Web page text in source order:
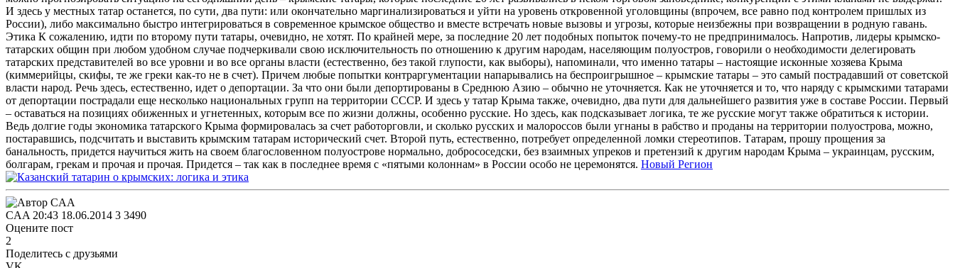
И здесь у местных татар останется, по сути, два пути: или окончательно маргинализироваться и уйти на уровень откровенной уголовщины (впрочем, все равно под контролем пришлых из
России), либо максимально быстро интегрироваться в современное крымское общество и вместе встречать новые вызовы и угрозы, которые неизбежны при возвращении в родную гавань.
Этика К сожалению, идти по второму пути татары, очевидно, не хотят. По крайней мере, за последние 20 лет подобных попыток почему-то не предпринималось. Напротив, лидеры крымско-
татарских общин при любом удобном случае подчеркивали свою исключительность по отношению к другим народам, населяющим полуостров, говорили о необходимости делегировать
татарских представителей во все уровни и во все органы власти (естественно, без такой глупости, как выборы), напоминали, что именно татары – настоящие исконные хозяева Крыма
(киммерийцы, скифы, те же греки как-то не в счет). Причем любые попытки контраргументации напарывались на беспроигрышное – крымские татары – это самый пострадавший от советской
власти народ. Речь здесь, естественно, идет о депортации. За что они были депортированы в Среднюю Азию – обычно не уточняется. Как не уточняется и то, что наряду с крымскими татарами
от депортации пострадали еще несколько национальных групп на территории СССР. И здесь у татар Крыма также, очевидно, два пути для дальнейшего развития уже в составе России. Первый
– оставаться на позициях обиженных и угнетенных, которым все по жизни должны, особенно русские. Но здесь, как подсказывает логика, те же русские могут также обратиться к истории.
Ведь долгие годы экономика татарского Крыма формировалась за счет работорговли, и сколько русских и малороссов были угнаны в рабство и проданы на территории полуострова, можно,
постаравшись, подсчитать и выставить крымским татарам исторический счет. Второй путь, естественно, потребует определенной ломки стереотипов. Татарам, прошу прощения за
банальность, придется научиться жить на своем благословенном полуострове нормально, добрососедски, без взаимных упреков и претензий к другим народам Крыма – украинцам, русским,
болгарам, грекам и прочая и прочая. Придется – так как в последнее время с «пятыми колоннам» в России особо не церемонятся. Новый Регион
CAA 20:43 18.06.2014 3 3490
Оцените пост
2
Поделитесь с друзьями